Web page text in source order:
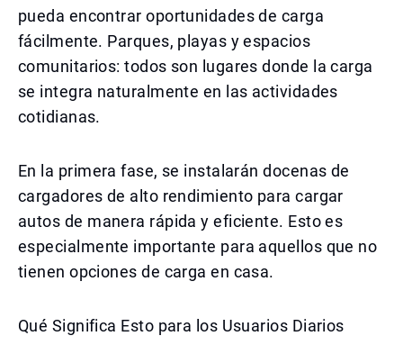
pueda encontrar oportunidades de carga
fácilmente. Parques, playas y espacios
comunitarios: todos son lugares donde la carga
se integra naturalmente en las actividades
cotidianas.
En la primera fase, se instalarán docenas de
cargadores de alto rendimiento para cargar
autos de manera rápida y eficiente. Esto es
especialmente importante para aquellos que no
tienen opciones de carga en casa.
Qué Significa Esto para los Usuarios Diarios